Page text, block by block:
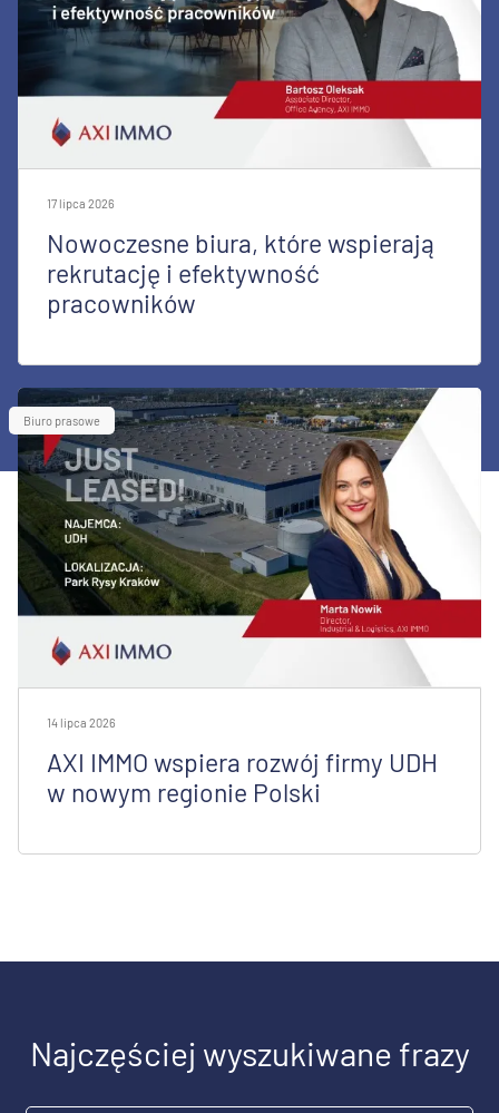
17 lipca 2026
Nowoczesne biura, które wspierają
rekrutację i efektywność
pracowników
Biuro prasowe
14 lipca 2026
AXI IMMO wspiera rozwój firmy UDH
w nowym regionie Polski
Najczęściej wyszukiwane frazy